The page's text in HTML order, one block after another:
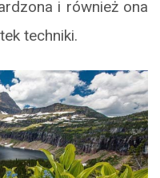
i również ona
techniki.